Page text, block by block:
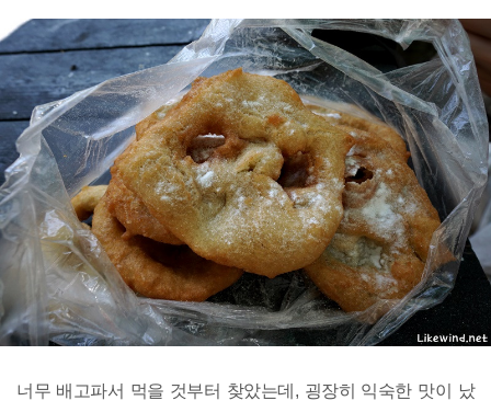
너무 배고파서 먹을 것부터 찾았는데, 굉장히 익숙한 맛이 났